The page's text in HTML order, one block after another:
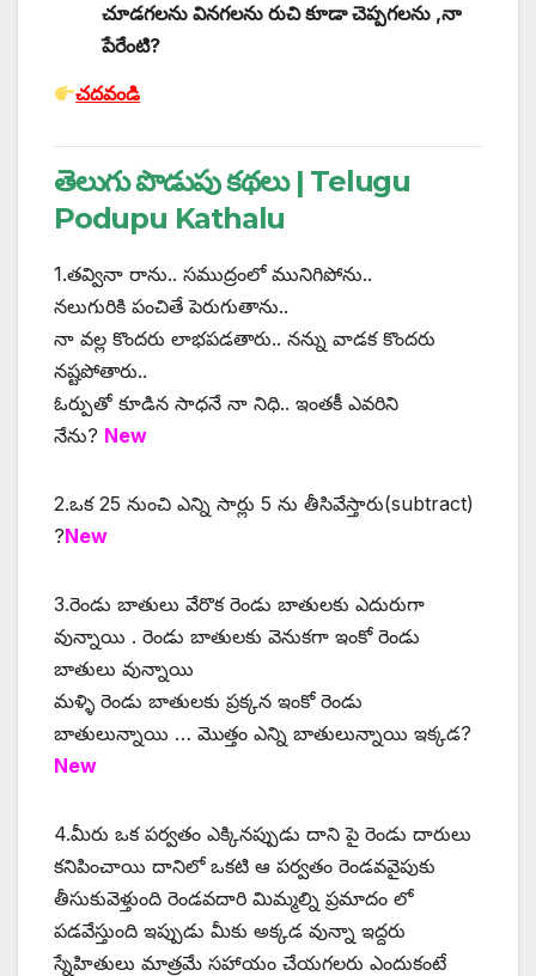
చూడగలను వినగలను రుచి కూడా చెప్పగలను ,నా
పేరేంటి?
చదవండి
తెలుగు పొడుపు కథలు | Telugu
Podupu Kathalu
1.తవ్వినా రాను.. సముద్రంలో మునిగిపోను..
నలుగురికి పంచితే పెరుగుతాను..
నా వల్ల కొందరు లాభపడతారు.. నన్ను వాడక కొందరు
నష్టపోతారు..
ఓర్పుతో కూడిన సాధనే నా నిధి.. ఇంతకీ ఎవరిని
నేను? New
2.ఒక 25 నుంచి ఎన్ని సార్లు 5 ను తీసివేస్తారు(subtract)
?New
3.రెండు బాతులు వేరొక రెండు బాతులకు ఎదురుగా
వున్నాయి . రెండు బాతులకు వెనుకగా ఇంకో రెండు
బాతులు వున్నాయి
మళ్ళి రెండు బాతులకు ప్రక్కన ఇంకో రెండు
బాతులున్నాయి … మొత్తం ఎన్ని బాతులున్నాయి ఇక్కడ?
New
4.మీరు ఒక పర్వతం ఎక్కినప్పుడు దాని పై రెండు దారులు
కనిపించాయి దానిలో ఒకటి ఆ పర్వతం రెండవవైపుకు
తీసుకువెళ్తుంది రెండవదారి మిమ్మల్ని ప్రమాదం లో
పడవేస్తుంది ఇప్పుడు మీకు అక్కడ వున్నా ఇద్దరు
స్నేహితులు మాత్రమే సహాయం చేయగలరు ఎందుకంటే